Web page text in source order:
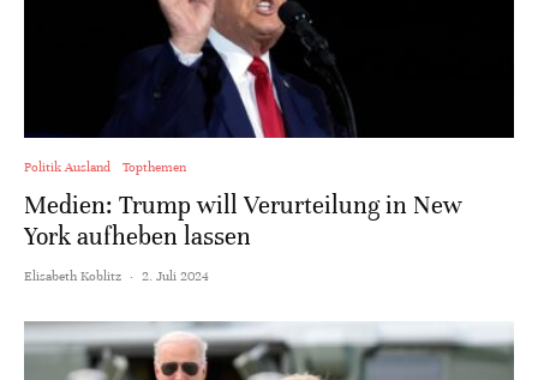
Politik Ausland Topthemen
Medien: Trump will Verurteilung in New
York aufheben lassen
Elisabeth Koblitz · 2. Juli 2024